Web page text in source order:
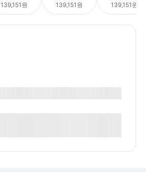
139,151원 139,151원 139,151원